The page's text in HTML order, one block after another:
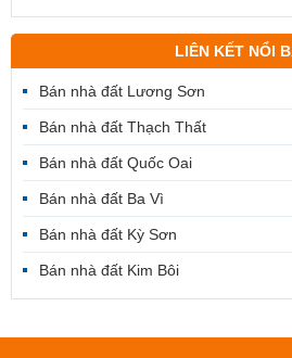
LIÊN KẾT NỔI
Bán nhà đất Lương Sơn
Bán nhà đất Thạch Thất
Bán nhà đất Quốc Oai
Bán nhà đất Ba Vì
Bán nhà đất Kỳ Sơn
Bán nhà đất Kim Bôi